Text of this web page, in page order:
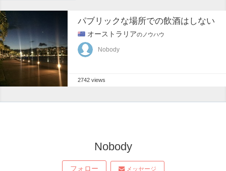
パブリックな場所での飲酒はしない
オーストラリアのノウハウ
Nobody
2742 views
Nobody
フォロー メッセージ